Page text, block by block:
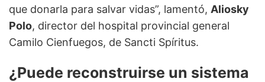
que donarla para salvar vidas”, lamentó, Aliosky
Polo, director del hospital provincial general
Camilo Cienfuegos, de Sancti Spíritus.
¿Puede reconstruirse un sistema